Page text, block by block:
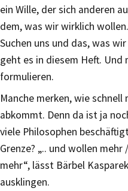
ein Wille, der sich anderen
dem, was wir wirklich
Suchen uns und das, was
geht es in diesem Heft. Und
formulieren.
Manche merken, wie
abkommt. Denn da ist ja
viele Philosophen
Grenze? „.. und wollen
mehr“, lässt Bärbel
ausklingen.